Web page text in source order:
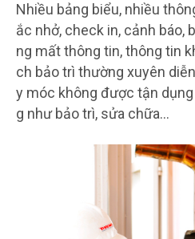
Nhiều bảng biểu, nhiều
ắc nhở, check in, cảnh báo,
ng mất thông tin, thông tin
ch bảo trì thường xuyên
y móc không được tận
g như bảo trì, sửa chữa…